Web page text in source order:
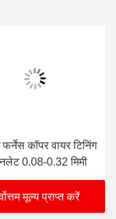
फर्नेस कॉपर वायर टिनिंग
0.08-0.32 मिमी
मूल्य प्राप्त करें